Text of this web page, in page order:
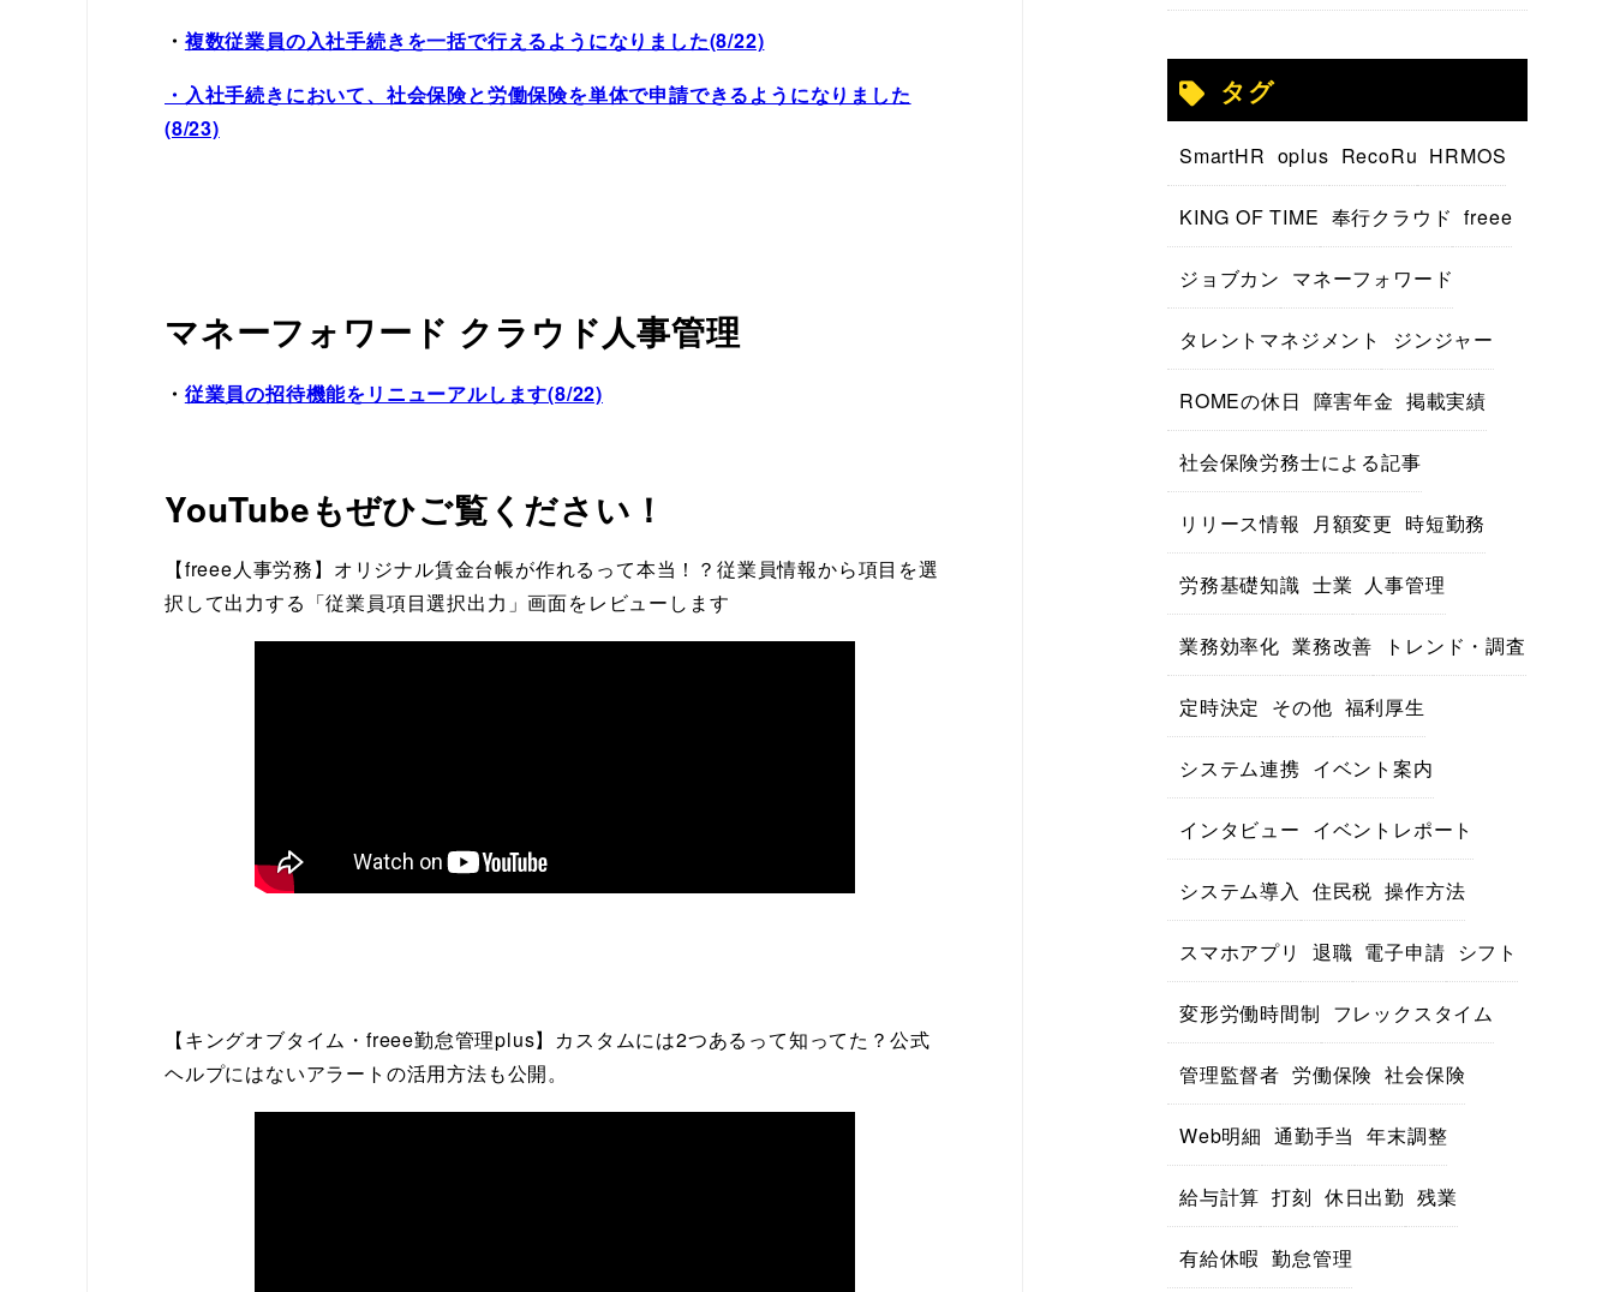
・ 複数従業員の入社手続きを一括で行えるようになりました(8/22)
・入社手続きにおいて、社会保険と労働保険を単体で申請できるようになりました
(8/23)
マネーフォワード クラウド人事管理
・ 従業員の招待機能をリニューアルします(8/22)
YouTubeもぜひご覧ください！
【freee人事労務】オリジナル賃金台帳が作れるって本当！？従業員情報から項目を選
択して出力する「従業員項目選択出力」画面をレビューします
【キングオブタイム・freee勤怠管理plus】カスタムには2つあるって知ってた？公式
ヘルプにはないアラートの活用方法も公開。
タグ
SmartHR oplus RecoRu HRMOS
KING OF TIME 奉行クラウド freee
ジョブカン マネーフォワード
タレントマネジメント ジンジャー
ROMEの休日 障害年金 掲載実績
社会保険労務士による記事
リリース情報 月額変更 時短勤務
労務基礎知識 士業 人事管理
業務効率化 業務改善 トレンド・調査
定時決定 その他 福利厚生
システム連携 イベント案内
インタビュー イベントレポート
システム導入 住民税 操作方法
スマホアプリ 退職 電子申請 シフト
変形労働時間制 フレックスタイム
管理監督者 労働保険 社会保険
Web明細 通勤手当 年末調整
給与計算 打刻 休日出勤 残業
有給休暇 勤怠管理